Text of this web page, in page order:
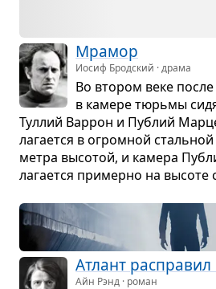
Мра­мор
Иосиф Бродский · драма
Во вто­ром веке
в камере тюрьмы
Тул­лий Вар­рон и Пуб­лий
ла­га­ется в огром­ной
метра высо­той, и камера
ла­га­ется при­мерно на высоте
Атлант
Айн Рэнд · роман